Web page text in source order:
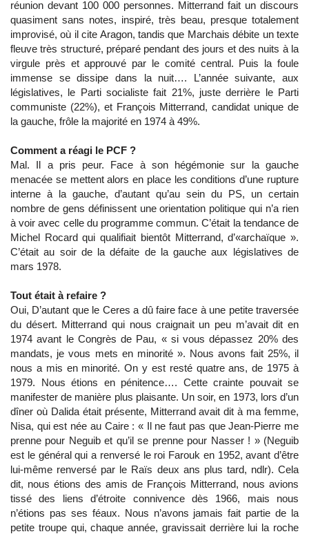
réunion devant 100 000 personnes. Mitterrand fait un discours
quasiment sans notes, inspiré, très beau, presque totalement
improvisé, où il cite Aragon, tandis que Marchais débite un texte
fleuve très structuré, préparé pendant des jours et des nuits à la
virgule près et approuvé par le comité central. Puis la foule
immense se dissipe dans la nuit…. L’année suivante, aux
législatives, le Parti socialiste fait 21%, juste derrière le Parti
communiste (22%), et François Mitterrand, candidat unique de
la gauche, frôle la majorité en 1974 à 49%.
Comment a réagi le PCF ?
Mal. Il a pris peur. Face à son hégémonie sur la gauche
menacée se mettent alors en place les conditions d’une rupture
interne à la gauche, d’autant qu’au sein du PS, un certain
nombre de gens définissent une orientation politique qui n’a rien
à voir avec celle du programme commun. C’était la tendance de
Michel Rocard qui qualifiait bientôt Mitterrand, d’«archaïque ».
C’était au soir de la défaite de la gauche aux législatives de
mars 1978.
Tout était à refaire ?
Oui, D’autant que le Ceres a dû faire face à une petite traversée
du désert. Mitterrand qui nous craignait un peu m’avait dit en
1974 avant le Congrès de Pau, « si vous dépassez 20% des
mandats, je vous mets en minorité ». Nous avons fait 25%, il
nous a mis en minorité. On y est resté quatre ans, de 1975 à
1979. Nous étions en pénitence…. Cette crainte pouvait se
manifester de manière plus plaisante. Un soir, en 1973, lors d’un
dîner où Dalida était présente, Mitterrand avait dit à ma femme,
Nisa, qui est née au Caire : « Il ne faut pas que Jean-Pierre me
prenne pour Neguib et qu’il se prenne pour Nasser ! » (Neguib
est le général qui a renversé le roi Farouk en 1952, avant d’être
lui-même renversé par le Raïs deux ans plus tard, ndlr). Cela
dit, nous étions des amis de François Mitterrand, nous avions
tissé des liens d’étroite connivence dès 1966, mais nous
n’étions pas ses féaux. Nous n’avons jamais fait partie de la
petite troupe qui, chaque année, gravissait derrière lui la roche